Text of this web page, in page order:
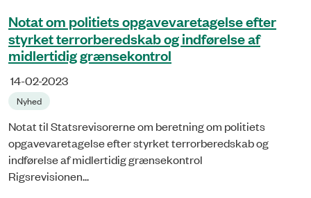
Notat om politiets opgavevaretagelse efter
styrket terrorberedskab og indførelse af
midlertidig grænsekontrol
14-02-2023
Nyhed
Notat til Statsrevisorerne om beretning om politiets
opgavevaretagelse efter styrket terrorberedskab og
indførelse af midlertidig grænsekontrol
Rigsrevisionen...